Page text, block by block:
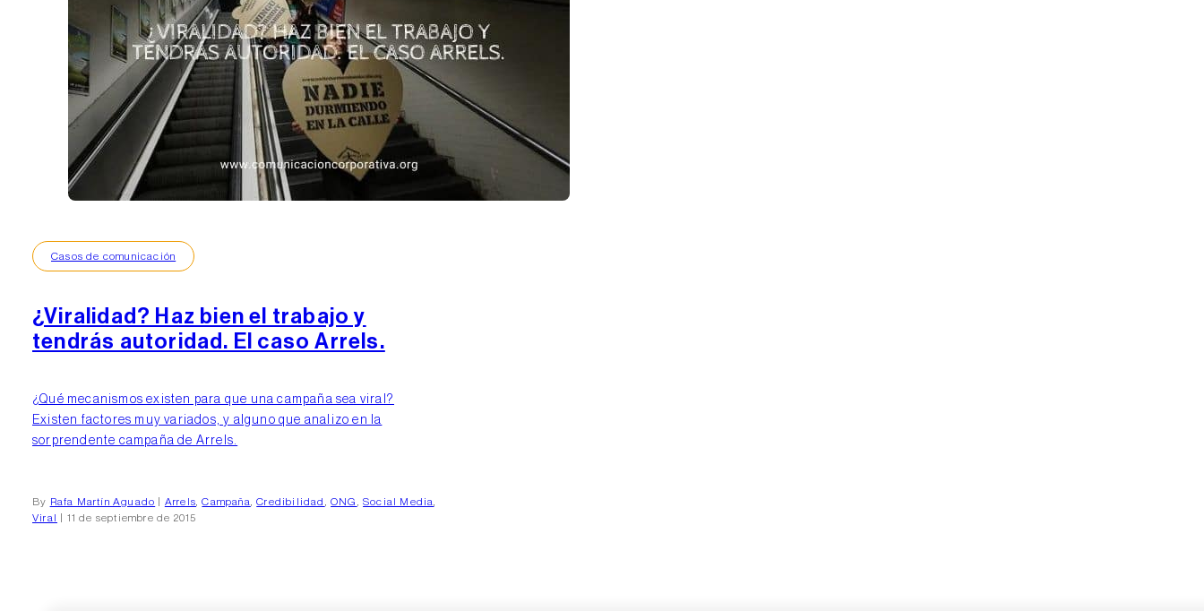
¿Viralidad? Haz bien el trabajo y
tendrás autoridad. El caso Arrels.
¿Qué mecanismos existen para que una campaña sea viral?
Existen factores muy variados, y alguno que analizo en la
sorprendente campaña de Arrels.
By Rafa Martín Aguado Arrels ,Campaña ,Credibilidad ,ONG ,Social Media
Viral
| 11 de septiembre de 2015